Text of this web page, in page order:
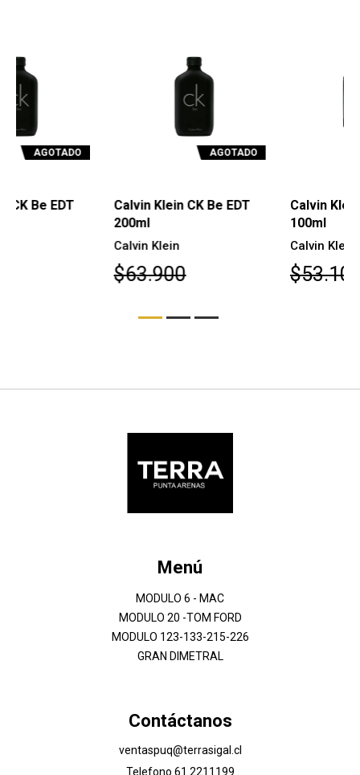
Calvin Klein CK Be EDT
Calvin Klein CK Free EDT
Menú
MODULO 6 - MAC
MODULO 20 -TOM FORD
MODULO 123-133-215-226
GRAN DIMETRAL
Contáctanos
ventaspuq@terrasigal.cl
Telefono 61 2211199